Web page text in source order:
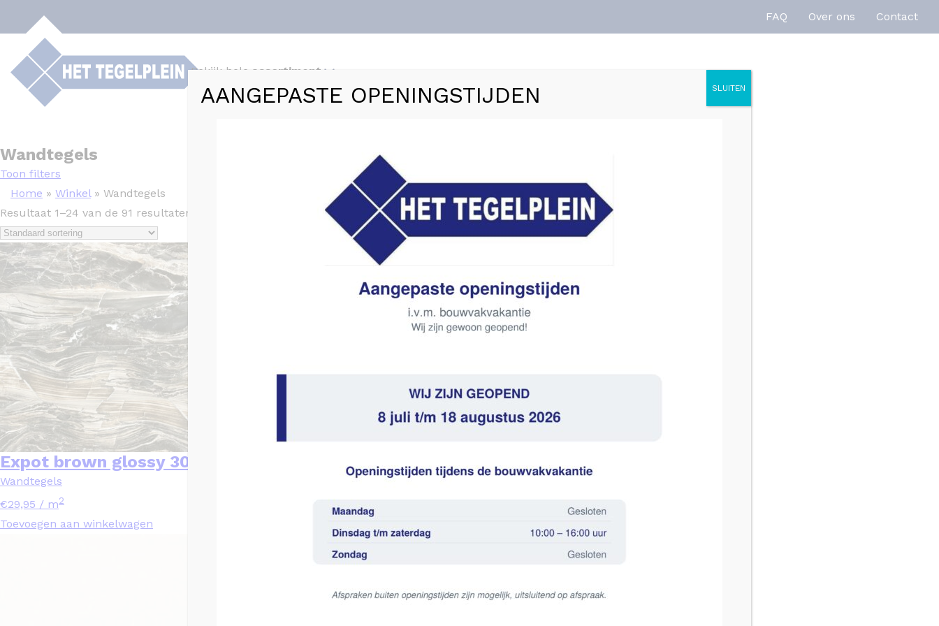
FAQ Over ons Contact
Bekijk hele assortiment
Wandtegels
Toon filters
Home » Winkel » Wandtegels
Resultaat 1–24 van de 91 resultaten wordt getoond
Expot brown glossy 30×120 R
Wandtegels
€29,95 / m2
Toevoegen aan winkelwagen
AANGEPASTE OPENINGSTIJDEN SLUITEN